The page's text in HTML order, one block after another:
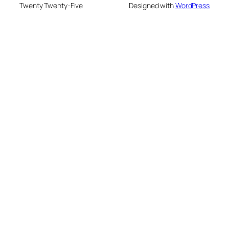
Twenty Twenty-Five Designed withWordPress